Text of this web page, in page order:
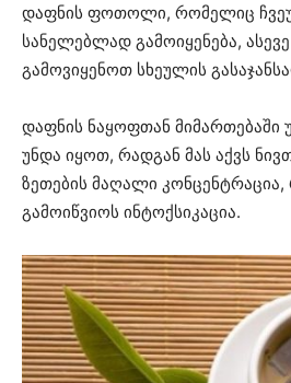
დაფნის ფოთოლი, რომელიც
სანელებლად გამოიყენება,
გამოვიყენოთ სხეულის
დაფნის ნაყოფთან
უნდა იყოთ, რადგან მას აქვს
ზეთების მაღალი კონცენტრაცია,
გამოიწვიოს ინტოქსიკაცია.